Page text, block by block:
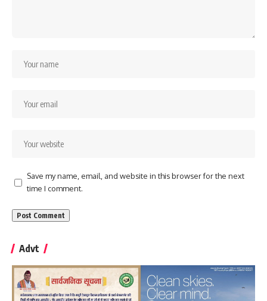
Save my name, email, and website in this browser for the next
time I comment.
Advt